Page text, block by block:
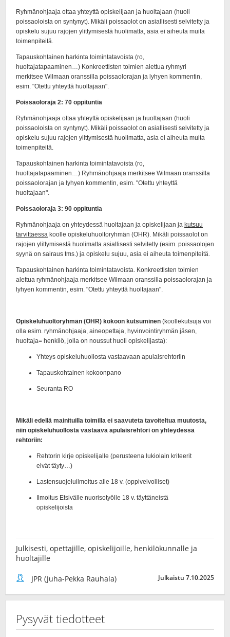
Julkisesti, opettajille, opiskelijoille, henkilökunnalle ja
huoltajille
JPR (Juha-Pekka Rauhala) Julkaistu 7.10.2025
Pysyvät tiedotteet